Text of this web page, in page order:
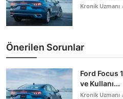
Kronik Uzmanı
Önerilen Sorunlar
Ford Focus
ve Kullanı...
Kronik Uzmanı